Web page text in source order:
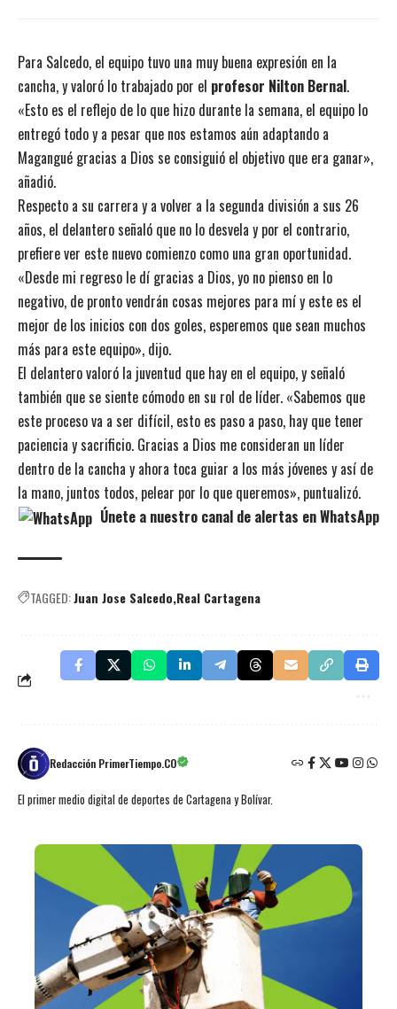
Para Salcedo, el equipo tuvo una muy buena expresión en la
cancha, y valoró lo trabajado por el profesor Nilton Bernal.
«Esto es el reflejo de lo que hizo durante la semana, el equipo lo
entregó todo y a pesar que nos estamos aún adaptando a
Magangué gracias a Dios se consiguió el objetivo que era ganar»,
añadió.
Respecto a su carrera y a volver a la segunda división a sus 26
años, el delantero señaló que no lo desvela y por el contrario,
prefiere ver este nuevo comienzo como una gran oportunidad.
«Desde mi regreso le dí gracias a Dios, yo no pienso en lo
negativo, de pronto vendrán cosas mejores para mí y este es el
mejor de los inicios con dos goles, esperemos que sean muchos
más para este equipo», dijo.
El delantero valoró la juventud que hay en el equipo, y señaló
también que se siente cómodo en su rol de líder. «Sabemos que
este proceso va a ser difícil, esto es paso a paso, hay que tener
paciencia y sacrificio. Gracias a Dios me consideran un líder
dentro de la cancha y ahora toca guiar a los más jóvenes y así de
la mano, juntos todos, pelear por lo que queremos», puntualizó.
Únete a nuestro canal de alertas en WhatsApp
TAGGED:Juan Jose Salcedo Real Cartagena
Redacción PrimerTiempo.CO
El primer medio digital de deportes de Cartagena y Bolívar.